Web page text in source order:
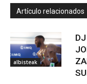
Artículo relacionados
albisteak